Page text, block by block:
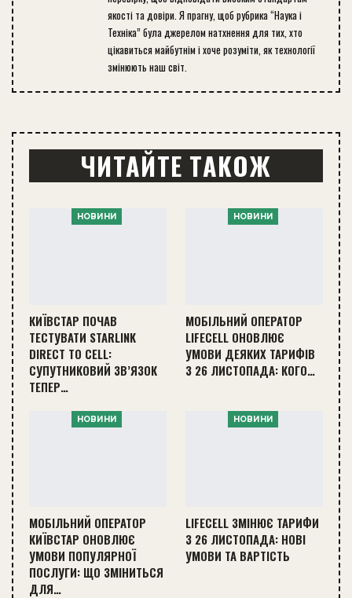
якості та довіри. Я прагну, щоб рубрика “Наука і
Техніка” була джерелом натхнення для тих, хто
цікавиться майбутнім і хоче розуміти, як технології
змінюють наш світ.
ЧИТАЙТЕ ТАКОЖ
НОВИНИ
КИЇВСТАР ПОЧАВ
ТЕСТУВАТИ STARLINK
DIRECT TO CELL:
СУПУТНИКОВИЙ ЗВ’ЯЗОК
ТЕПЕР…
НОВИНИ
МОБІЛЬНИЙ ОПЕРАТОР
LIFECELL ОНОВЛЮЄ
УМОВИ ДЕЯКИХ ТАРИФІВ
З 26 ЛИСТОПАДА: КОГО…
НОВИНИ
МОБІЛЬНИЙ ОПЕРАТОР
КИЇВСТАР ОНОВЛЮЄ
УМОВИ ПОПУЛЯРНОЇ
ПОСЛУГИ: ЩО ЗМІНИТЬСЯ
ДЛЯ…
НОВИНИ
LIFECELL ЗМІНЮЄ ТАРИФИ
З 26 ЛИСТОПАДА: НОВІ
УМОВИ ТА ВАРТІСТЬ